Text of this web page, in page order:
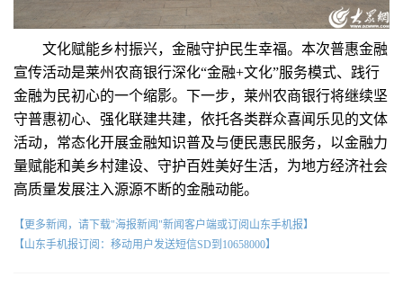
文化赋能乡村振兴，金融守护民生幸福。本次普惠金融
宣传活动是莱州农商银行深化“金融+文化”服务模式、践行
金融为民初心的一个缩影。下一步，莱州农商银行将继续坚
守普惠初心、强化联建共建，依托各类群众喜闻乐见的文体
活动，常态化开展金融知识普及与便民惠民服务，以金融力
量赋能和美乡村建设、守护百姓美好生活，为地方经济社会
高质量发展注入源源不断的金融动能。
【更多新闻，请下载"海报新闻"新闻客户端或订阅山东手机报】
【山东手机报订阅：移动用户发送短信SD到10658000】